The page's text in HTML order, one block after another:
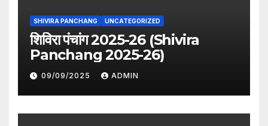
SHIVIRA PANCHANG UNCATEGORIZED
शिविरा पंचांग 2025-26 (Shivira
Panchang 2025-26)
09/09/2025 ADMIN